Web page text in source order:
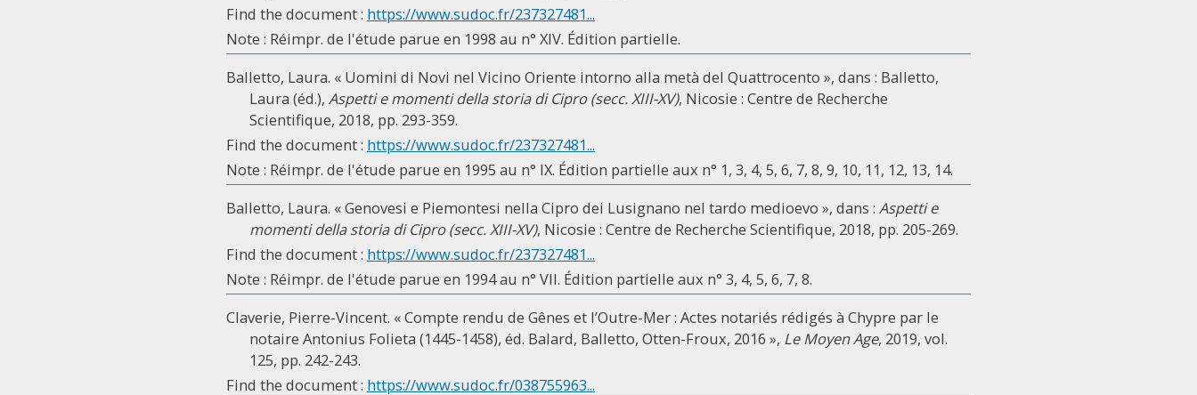
Find the document : https://www.sudoc.fr/237327481...
Note : Réimpr. de l'étude parue en 1998 au n° XIV. Édition partielle.
Balletto, Laura. « Uomini di Novi nel Vicino Oriente intorno alla metà del Quattrocento », dans : Balletto,
Laura (éd.), Aspetti e momenti della storia di Cipro (secc. XIII-XV), Nicosie : Centre de Recherche
Scientifique, 2018, pp. 293-359.
Find the document : https://www.sudoc.fr/237327481...
Note : Réimpr. de l'étude parue en 1995 au n° IX. Édition partielle aux n° 1, 3, 4, 5, 6, 7, 8, 9, 10, 11, 12, 13, 14.
Balletto, Laura. « Genovesi e Piemontesi nella Cipro dei Lusignano nel tardo medioevo », dans : Aspetti e
momenti della storia di Cipro (secc. XIII-XV), Nicosie : Centre de Recherche Scientifique, 2018, pp. 205-269.
Find the document : https://www.sudoc.fr/237327481...
Note : Réimpr. de l'étude parue en 1994 au n° VII. Édition partielle aux n° 3, 4, 5, 6, 7, 8.
Claverie, Pierre-Vincent. « Compte rendu de Gênes et l’Outre-Mer : Actes notariés rédigés à Chypre par le
notaire Antonius Folieta (1445-1458), éd. Balard, Balletto, Otten-Froux, 2016 », Le Moyen Age, 2019, vol.
125, pp. 242-243.
Find the document : https://www.sudoc.fr/038755963...